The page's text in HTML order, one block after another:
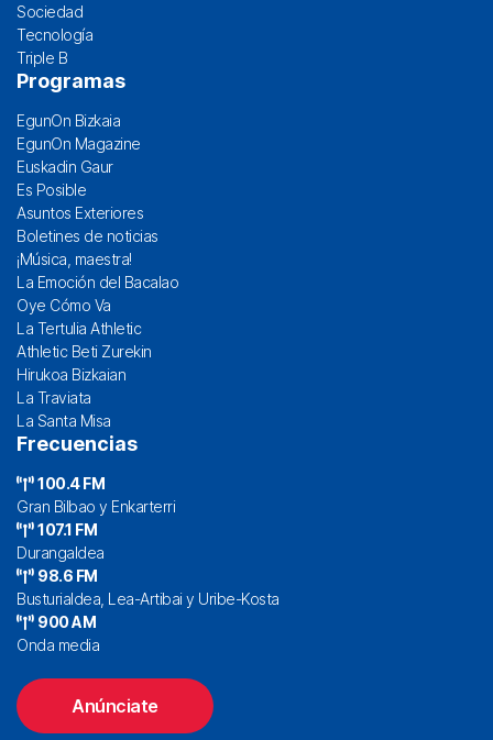
Sociedad
Tecnología
Triple B
Programas
EgunOn Bizkaia
EgunOn Magazine
Euskadin Gaur
Es Posible
Asuntos Exteriores
Boletines de noticias
¡Música, maestra!
La Emoción del Bacalao
Oye Cómo Va
La Tertulia Athletic
Athletic Beti Zurekin
Hirukoa Bizkaian
La Traviata
La Santa Misa
Frecuencias
100.4 FM
Gran Bilbao y Enkarterri
107.1 FM
Durangaldea
98.6 FM
Busturialdea, Lea-Artibai y Uribe-Kosta
900 AM
Onda media
Anúnciate